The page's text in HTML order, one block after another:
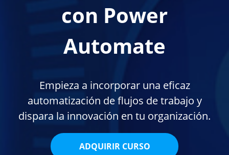
con Power
Automate
Empieza a incorporar una eficaz
automatización de flujos de trabajo y
dispara la innovación en tu organización.
ADQUIRIR CURSO